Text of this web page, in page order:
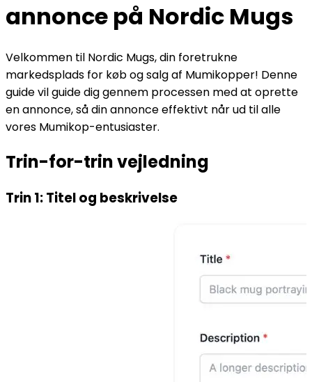
annonce på Nordic Mugs
Velkommen til Nordic Mugs, din foretrukne
markedsplads for køb og salg af Mumikopper! Denne
guide vil guide dig gennem processen med at oprette
en annonce, så din annonce effektivt når ud til alle
vores Mumikop-entusiaster.
Trin-for-trin vejledning
Trin 1: Titel og beskrivelse